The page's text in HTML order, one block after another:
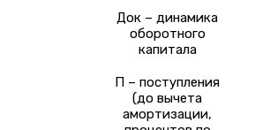
Док – динамика
оборотного
капитала
П – поступления
(до вычета
амортизации,